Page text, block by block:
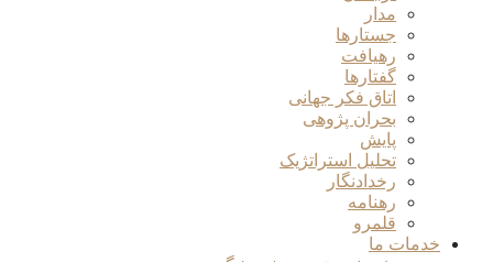
مدار
جستارها
رهیافت
گفتارها
اتاق فکر جهانی
بحران پژوهی
پایش
تحلیل استراتژیک
رخدادنگار
رهنامه
قلمرو
خدمات ما